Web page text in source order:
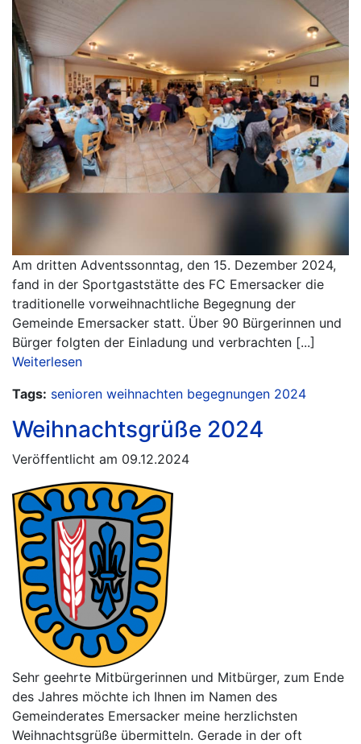
Am dritten Adventssonntag, den 15. Dezember 2024,
fand in der Sportgaststätte des FC Emersacker die
traditionelle vorweihnachtliche Begegnung der
Gemeinde Emersacker statt. Über 90 Bürgerinnen und
Bürger folgten der Einladung und verbrachten [...]
Weiterlesen
Tags: senioren weihnachten begegnungen 2024
Weihnachtsgrüße 2024
Veröffentlicht am 09.12.2024
Sehr geehrte Mitbürgerinnen und Mitbürger, zum Ende
des Jahres möchte ich Ihnen im Namen des
Gemeinderates Emersacker meine herzlichsten
Weihnachtsgrüße übermitteln. Gerade in der oft